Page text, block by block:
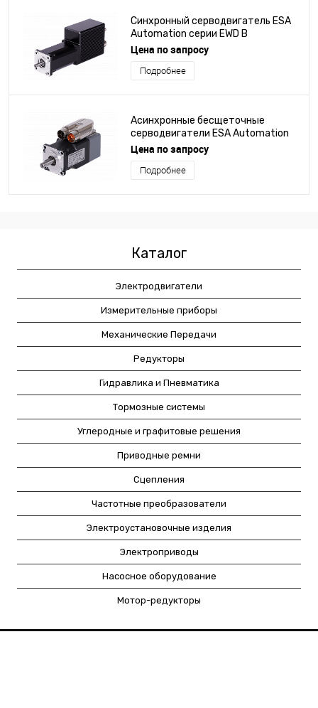
Синхронный серводвигатель ESA
Automation серии EWD B
Цена по запросу
Подробнее
Асинхронные бесщеточные
серводвигатели ESA Automation
серии 9MDSM5
Цена по запросу
Подробнее
Каталог
Электродвигатели
Измерительные приборы
Механические Передачи
Редукторы
Гидравлика и Пневматика
Тормозные системы
Углеродные и графитовые решения
Приводные ремни
Сцепления
Частотные преобразователи
Электроустановочные изделия
Электроприводы
Насосное оборудование
Мотор-редукторы